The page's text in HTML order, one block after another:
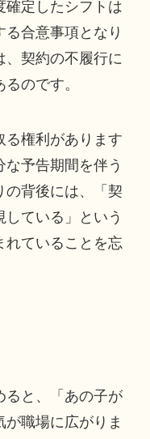
確定したシフトは
合意事項となり
、契約の不履行に
のです。
る権利があります
予告期間を伴う
の背後には、「契
ている」という
れていることを忘
ると、「あの子が
職場に広がりま